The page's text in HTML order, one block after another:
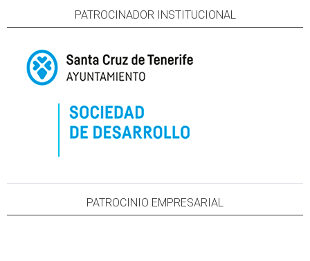
PATROCINADOR INSTITUCIONAL
PATROCINIO EMPRESARIAL